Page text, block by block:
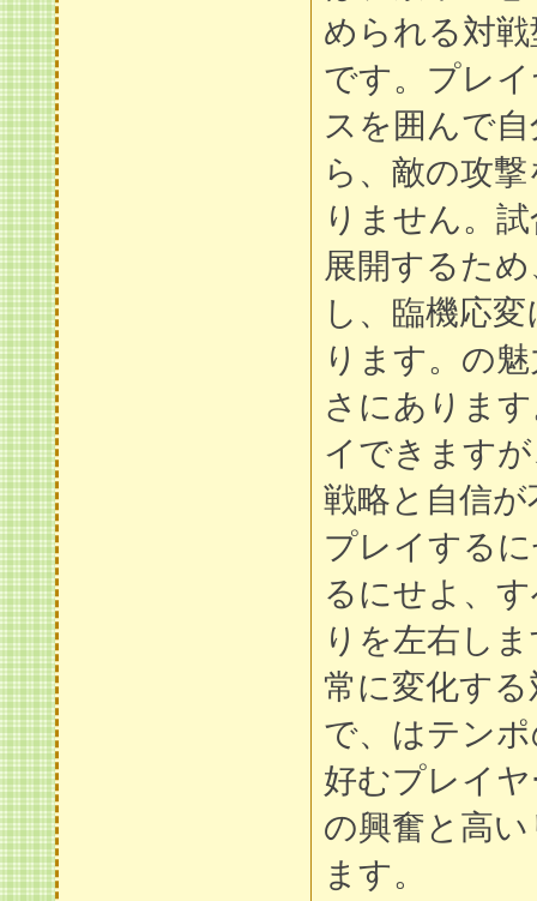
められる対
です。プレ
スを囲んで
ら、敵の攻
りません。
展開するた
し、臨機応
ります。の
さにありま
イできます
戦略と自信
プレイする
るにせよ、
りを左右し
常に変化す
で、はテン
好むプレイ
の興奮と高
ます。